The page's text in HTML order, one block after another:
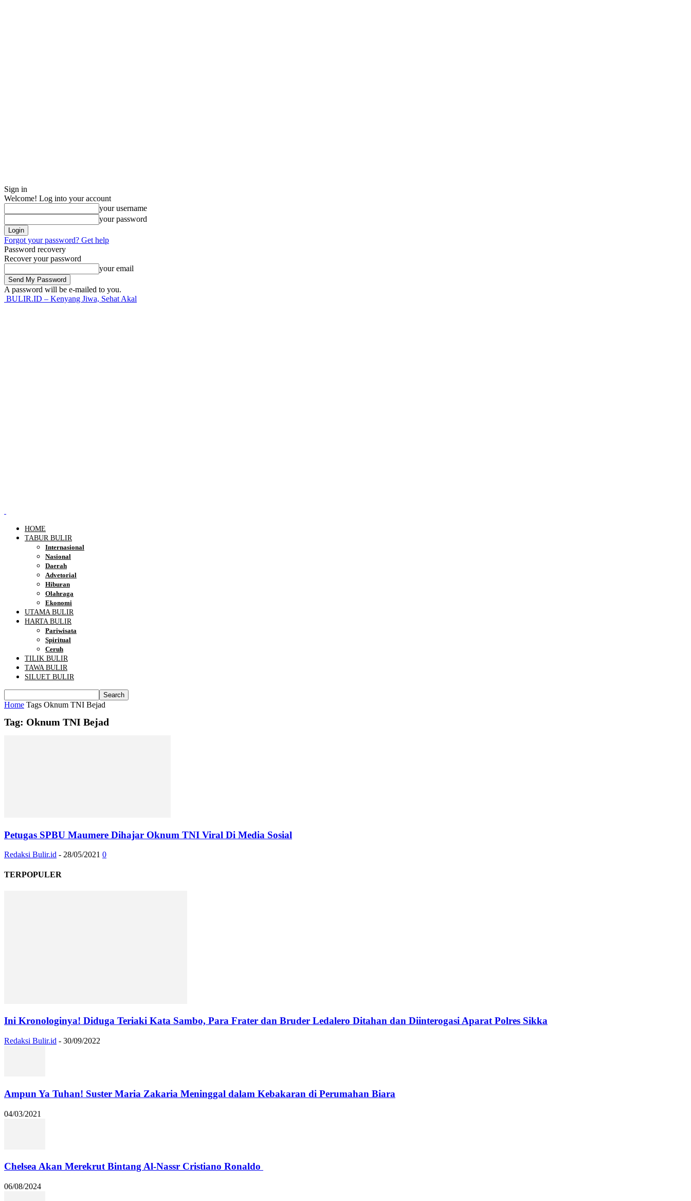
Sign in
Welcome! Log into your account
your username
your password
Forgot your password? Get help
Password recovery
Recover your password
your email
A password will be e-mailed to you.
BULIR.ID – Kenyang Jiwa, Sehat Akal
HOME
TABUR BULIR
Internasional
Nasional
Daerah
Advetorial
Hiburan
Olahraga
Ekonomi
UTAMA BULIR
HARTA BULIR
Pariwisata
Spiritual
Ceruh
TILIK BULIR
TAWA BULIR
SILUET BULIR
Home Tags Oknum TNI Bejad
Tag: Oknum TNI Bejad
Petugas SPBU Maumere Dihajar Oknum TNI Viral Di Media Sosial
Redaksi Bulir.id - 28/05/2021 0
TERPOPULER
Ini Kronologinya! Diduga Teriaki Kata Sambo, Para Frater dan Bruder Ledalero Ditahan dan Diinterogasi Aparat Polres Sikka
Redaksi Bulir.id - 30/09/2022
Ampun Ya Tuhan! Suster Maria Zakaria Meninggal dalam Kebakaran di Perumahan Biara
04/03/2021
Chelsea Akan Merekrut Bintang Al-Nassr Cristiano Ronaldo
06/08/2024